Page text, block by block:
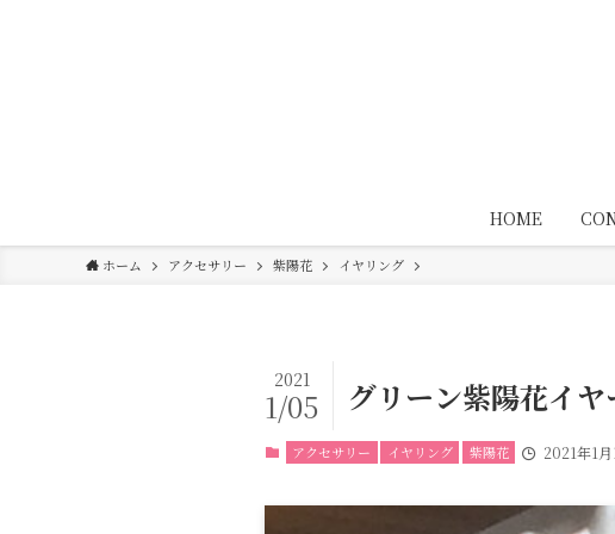
HOME
ホーム アクセサリー 紫陽花 イヤリング
グリーン紫陽花イヤ
2021
1/05
アクセサリー イヤリング 紫陽花 2021年1月